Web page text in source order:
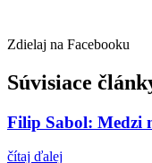
Zdielaj na Facebooku
Súvisiace
Filip Sabol: Medzi
čítaj ďalej